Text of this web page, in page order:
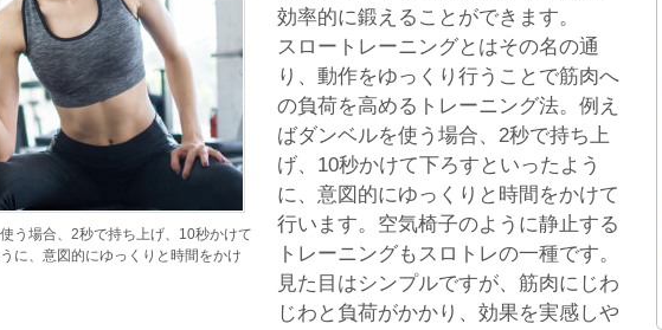
う場合、2秒で持ち上げ、10秒かけて
に、意図的にゆっくりと時間をかけ
効率的に鍛えることができます。
スロートレーニングとはその名の通
り、動作をゆっくり行うことで筋肉へ
の負荷を高めるトレーニング法。例え
ばダンベルを使う場合、2秒で持ち上
げ、10秒かけて下ろすといったよう
に、意図的にゆっくりと時間をかけて
行います。空気椅子のように静止する
トレーニングもスロトレの一種です。
見た目はシンプルですが、筋肉にじわ
じわと負荷がかかり、効果を実感しや